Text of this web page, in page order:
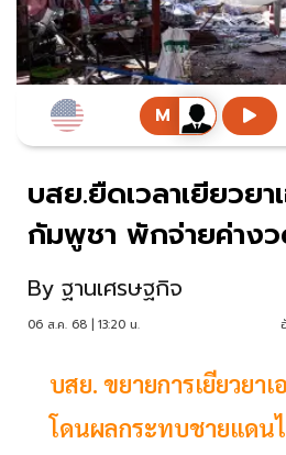
บสย.ยืดเวลาเยียวยา
กัมพูชา พักจ่ายค่าง
By ฐานเศรษฐกิจ
06 ส.ค. 68 | 13:20 น.
บสย. ขยายการเยียวยา
โดนผลกระทบชายแดน